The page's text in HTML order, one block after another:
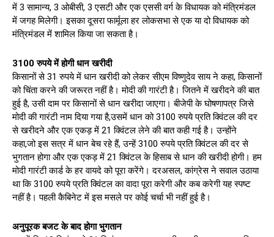
में 3 सामान्य, 3 ओबीसी, 3 एसटी और एक एससी वर्ग के विधायक को मंत्रिमंडल
में जगह मिलेगी। इसका दूसरा फार्मूला हर लोकसभा से एक या दो विधायक को
मंत्रिमंडल में शामिल किया जा सकता है।
3100 रुपये में होगी धान खरीदी
किसानों से 31 रुपये में धान खरीदी को लेकर सीएम विष्णुदेव साय ने कहा, किसानों
को चिंता करने की जरूरत नहीं है। मोदी की गारंटी है। जितने में खरीदने की बात
हुई है, उसी दाम पर किसानों से धान खरीदा जाएगा। बीजेपी के घोषणापत्र जिसे
मोदी की गारंटी नाम दिया गया है,उसमें धान को 3100 रुपये प्रति क्विंटल की दर
से खरीदने और एक एकड़ में 21 क्विंटल लेने की बात कही गई है। उन्होंने
कहा,जो इस सत्र में धान बेच रहे हैं, उन्हें 3100 रुपये प्रति क्विंटल की दर से
भुगतान होगा और एक एकड़ में 21 क्विंटल के हिसाब से धान की खरीदी होगी। हम
मोदी गारंटी कार्ड के हर वायदे को पूरा करेंगे। दरअसल, कांग्रेस ने सवाल उठाया
था कि 3100 रुपये प्रति क्विंटल का वादा पूरा करेगी और कब करेगी यह स्पष्ट
नहीं है। पहली कैबिनेट में इस मसले पर कोई चर्चा भी नहीं हुई है।
अनुपूरक बजट के बाद होगा भुगतान